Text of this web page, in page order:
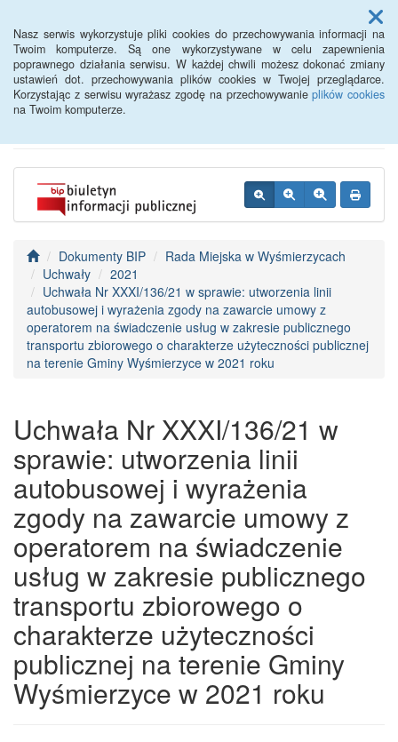
Nasz serwis wykorzystuje pliki cookies do przechowywania informacji na
Twoim komputerze. Są one wykorzystywane w celu zapewnienia
poprawnego działania serwisu. W każdej chwili możesz dokonać zmiany
ustawień dot. przechowywania plików cookies w Twojej przeglądarce.
Korzystając z serwisu wyrażasz zgodę na przechowywanieplików cookies
na Twoim komputerze.
Menu
BIP - Urząd Miejski
Wyśmierzyce
Dokumenty BIP
Rada Miejska w Wyśmierzycach
Uchwały
2021
Uchwała Nr XXXI/136/21 w sprawie: utworzenia linii
autobusowej i wyrażenia zgody na zawarcie umowy z
operatorem na świadczenie usług w zakresie publicznego
transportu zbiorowego o charakterze użyteczności publicznej
na terenie Gminy Wyśmierzyce w 2021 roku
Uchwała Nr XXXI/136/21 w
sprawie: utworzenia linii
autobusowej i wyrażenia
zgody na zawarcie umowy z
operatorem na świadczenie
usług w zakresie publicznego
transportu zbiorowego o
charakterze użyteczności
publicznej na terenie Gminy
Wyśmierzyce w 2021 roku